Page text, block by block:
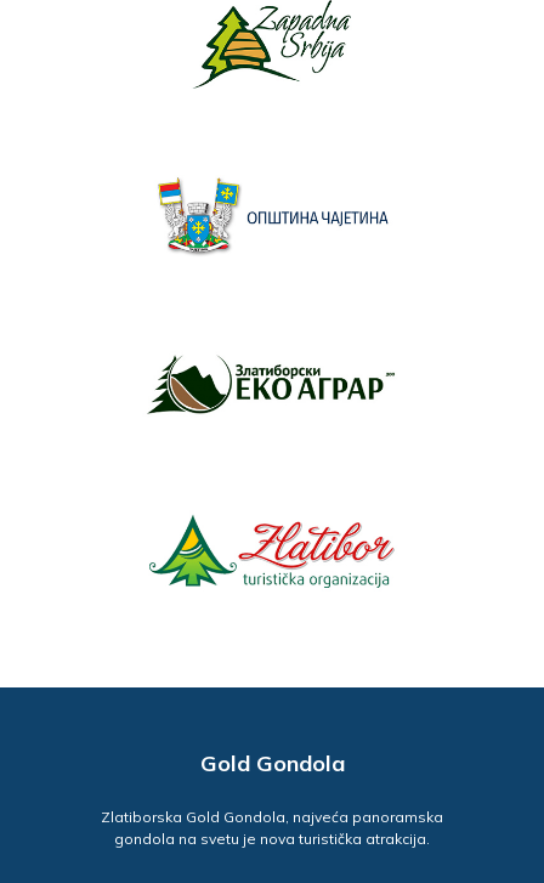
Gold Gondola
Zlatiborska Gold Gondola, najveća panoramska
gondola na svetu je nova turistička atrakcija.